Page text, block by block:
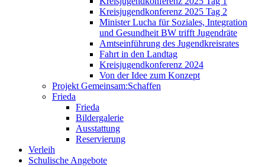
Kreisjugendkonferenz 2025 Tag 2
Minister Lucha für Soziales, Integration
und Gesundheit BW trifft Jugendräte
Amtseinführung des Jugendkreisrates
Fahrt in den Landtag
Kreisjugendkonferenz 2024
Von der Idee zum Konzept
Projekt Gemeinsam:Schaffen
Frieda
Frieda
Bildergalerie
Ausstattung
Reservierung
Verleih
Schulische Angebote